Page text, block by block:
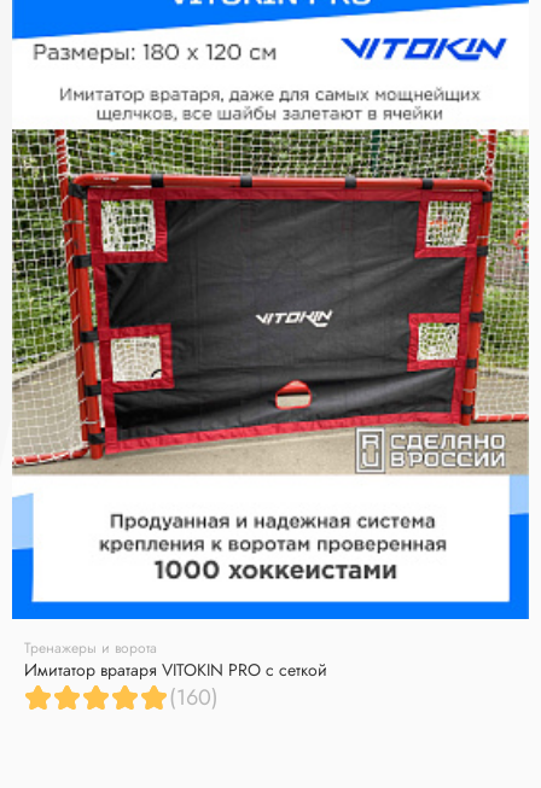
Тренажеры и ворота
Имитатор вратаря VITOKIN PRO с сеткой
(160)